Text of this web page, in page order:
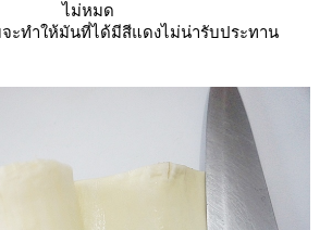
ไม่หมด
จะทำให้มันที่ได้มีสีแดงไม่น่ารับประทาน